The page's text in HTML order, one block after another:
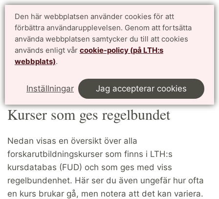
Den här webbplatsen använder cookies för att
förbättra användarupplevelsen. Genom att fortsätta
använda webbplatsen samtycker du till att cookies
används enligt vår cookie-policy (på LTH:s
webbplats).
Inställningar Jag accepterar cookies
Doktorandwebben LTH
för antagna doktorander vid Lunds Tekniska Högskola English
This page in English
Kurser som ges regelbundet
Nedan visas en översikt över alla
forskarutbildningskurser som finns i LTH:s
kursdatabas (FUD) och som ges med viss
regelbundenhet. Här ser du även ungefär hur ofta
en kurs brukar gå, men notera att det kan variera.